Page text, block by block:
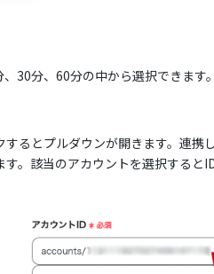
30分、60分の中から選択できます
するとプルダウンが開きます。連
す。該当のアカウントを選択すると